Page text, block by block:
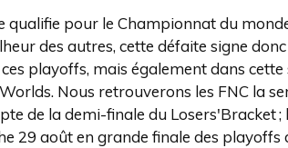
qualifie pour le Championnat du
des autres, cette défaite signe
playoffs, mais également dans cette
Nous retrouverons les FNC la
de la demi-finale du Losers'Bracket ;
29 août en grande finale des playoffs